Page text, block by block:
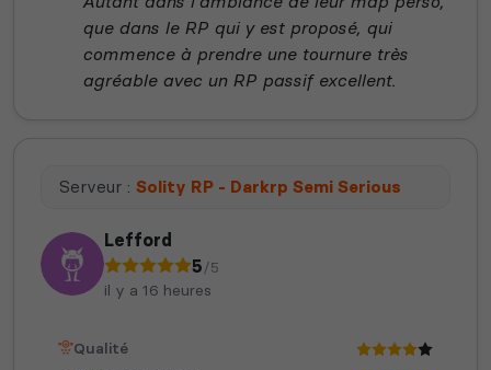
que dans le RP qui y est proposé, qui
commence à prendre une tournure très
agréable avec un RP passif excellent.
Serveur : Solity RP - Darkrp Semi Serious
Lefford
5/5
il y a 16 heures
Qualité